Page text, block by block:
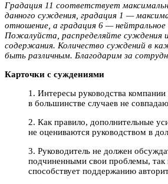
Градация 11 соответствует
данного суждения, градация 1 —
отношение, а градация 6 —
Пожалуйста, распределяйте суждения
содержания. Количество суждений в
быть различным. Благодарим за
Карточки с суждениями
1. Интересы руководства компании
в большинстве случаев не
2. Как правило, дополнительные
не оцениваются руководством в
3. Руководитель не должен
подчиненными свои проблемы, так
способствует поддержанию